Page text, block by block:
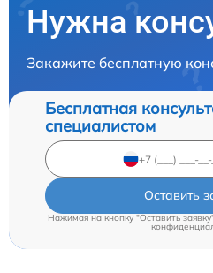
Нужна
Закажите бесплатную
Бесплатная
специалистом
Оставить
Нажимая на кнопку "Оставить